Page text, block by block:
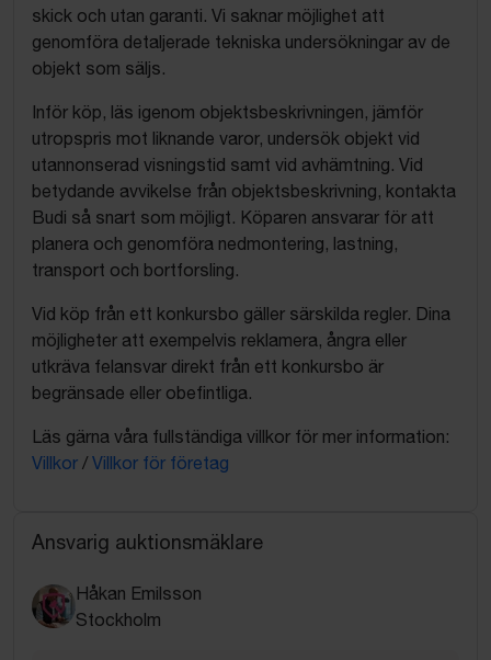
skick och utan garanti. Vi saknar möjlighet att
genomföra detaljerade tekniska undersökningar av de
objekt som säljs.
Inför köp, läs igenom objektsbeskrivningen, jämför
utropspris mot liknande varor, undersök objekt vid
utannonserad visningstid samt vid avhämtning. Vid
betydande avvikelse från objektsbeskrivning, kontakta
Budi så snart som möjligt. Köparen ansvarar för att
planera och genomföra nedmontering, lastning,
transport och bortforsling.
Vid köp från ett konkursbo gäller särskilda regler. Dina
möjligheter att exempelvis reklamera, ångra eller
utkräva felansvar direkt från ett konkursbo är
begränsade eller obefintliga.
Läs gärna våra fullständiga villkor för mer information:
Villkor / Villkor för företag
Ansvarig auktionsmäklare
Håkan Emilsson
Stockholm